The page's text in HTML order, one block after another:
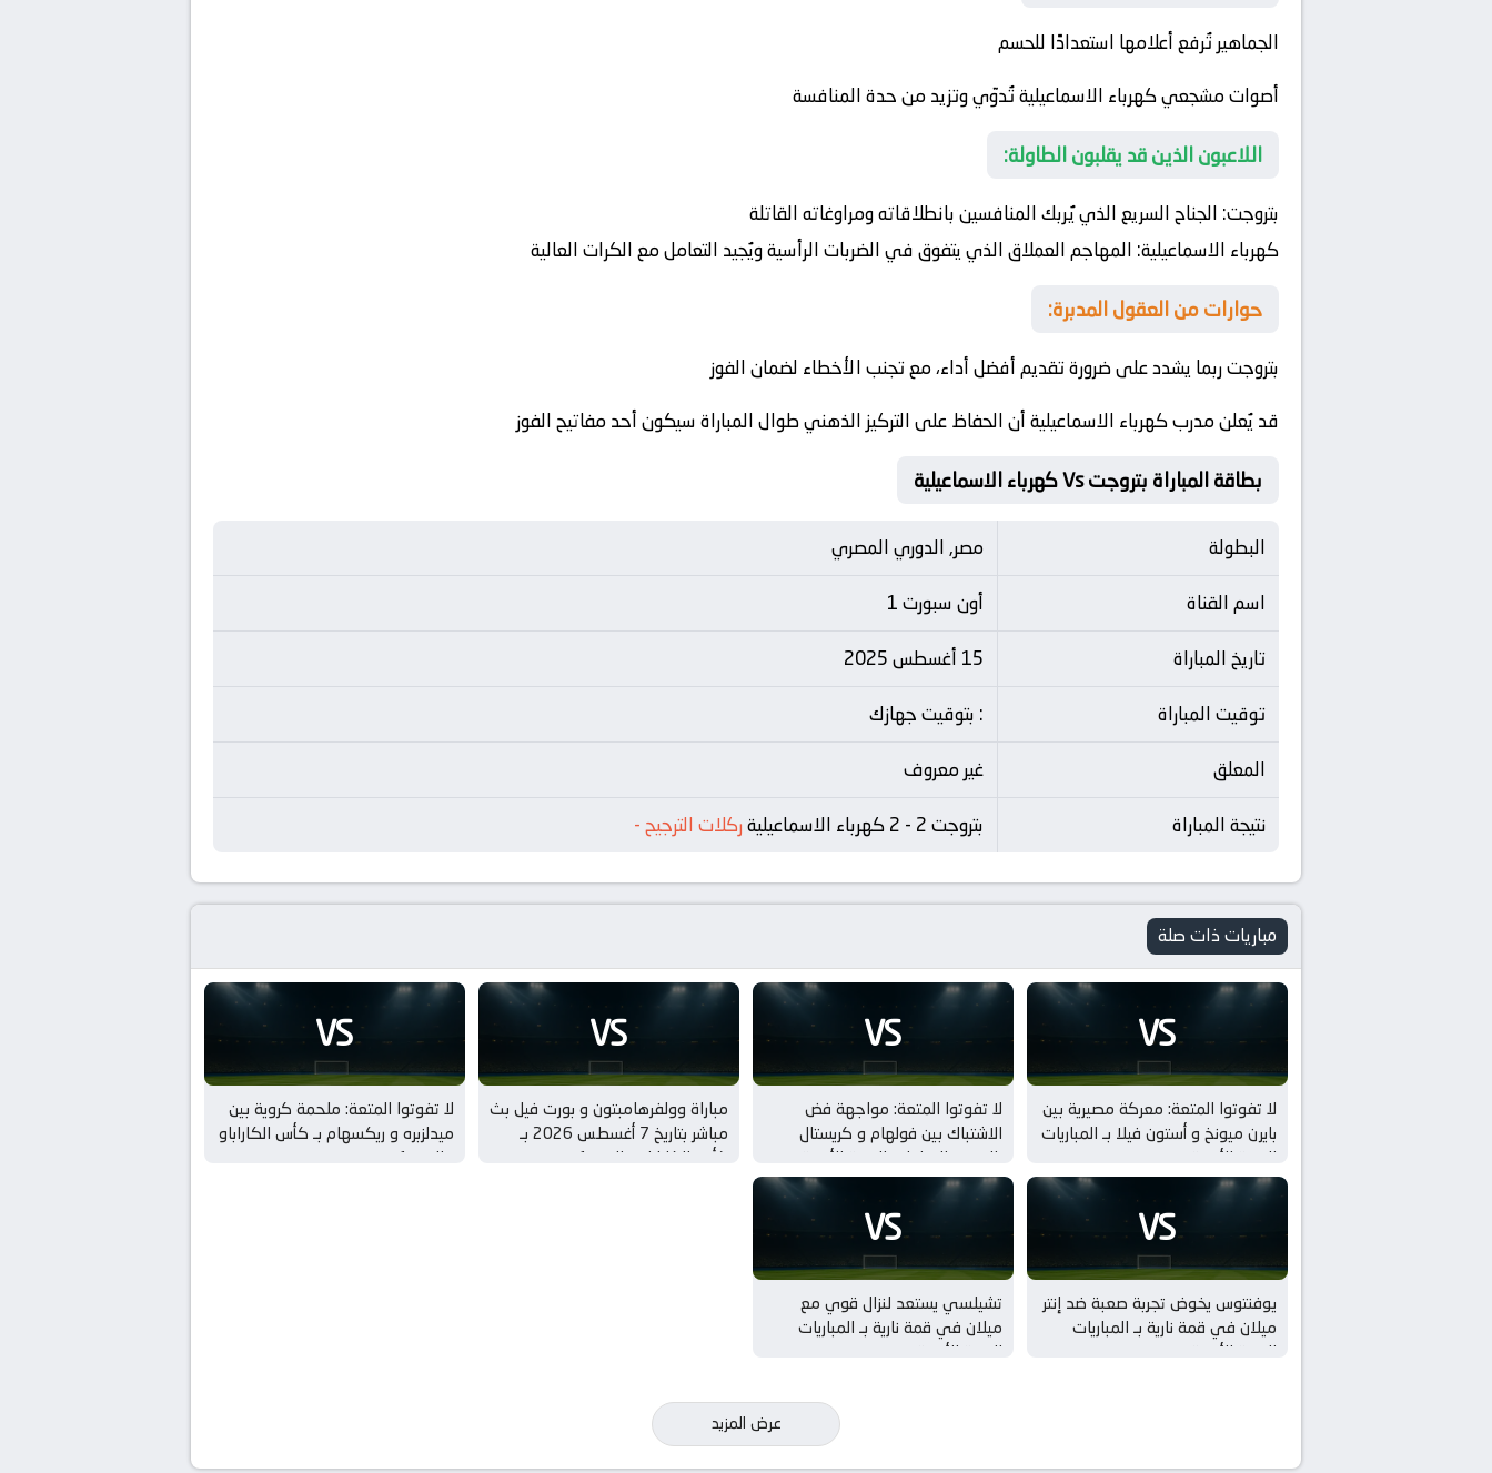
الجماهير تُرفع أعلامها استعدادًا للحسم
أصوات مشجعي كهرباء الاسماعيلية تُدوّي وتزيد من حدة المنافسة
اللاعبون الذين قد يقلبون الطاولة:
بتروجت: الجناح السريع الذي يُربك المنافسين بانطلاقاته ومراوغاته القاتلة
كهرباء الاسماعيلية: المهاجم العملاق الذي يتفوق في الضربات الرأسية ويُجيد التعامل مع الكرات العالية
حوارات من العقول المدبرة:
بتروجت ربما يشدد على ضرورة تقديم أفضل أداء، مع تجنب الأخطاء لضمان الفوز
قد يُعلن مدرب كهرباء الاسماعيلية أن الحفاظ على التركيز الذهني طوال المباراة سيكون أحد مفاتيح الفوز
بطاقة المباراة بتروجت Vs كهرباء الاسماعيلية
البطولة
مصر, الدوري المصري
اسم القناة
أون سبورت 1
تاريخ المباراة
15 أغسطس 2025
توقيت المباراة
: بتوقيت جهازك
المعلق
غير معروف
نتيجة المباراة
بتروجت 2 - 2 كهرباء الاسماعيلية ركلات الترجيح-
مباريات ذات صلة
VS
لا تفوتوا المتعة: معركة مصيرية بين
بايرن ميونخ و أستون فيلا بـ المباريات
الودية للأندية
VS
لا تفوتوا المتعة: مواجهة فض
الاشتباك بين فولهام و كريستال
بالاس بـ المباريات الودية للأندية
VS
مباراة وولفرهامبتون و بورت فيل بث
مباشر بتاريخ 7 أغسطس 2026 بـ
كأس الكاراباو – الدور 1
VS
لا تفوتوا المتعة: ملحمة كروية بين
ميدلزبره و ريكسهام بـ كأس الكاراباو
– الدور 1
VS
يوفنتوس يخوض تجربة صعبة ضد إنتر
ميلان في قمة نارية بـ المباريات
الودية للأندية
VS
تشيلسي يستعد لنزال قوي مع
ميلان في قمة نارية بـ المباريات
الودية للأندية
عرض المزيد